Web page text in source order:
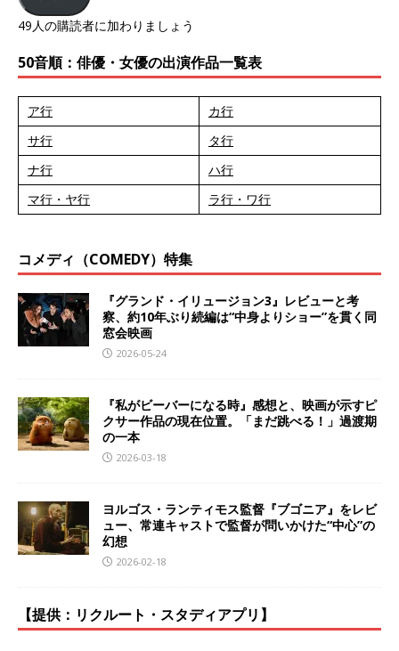
49人の購読者に加わりましょう
50音順：俳優・女優の出演作品一覧表
ア行
カ行
サ行
タ行
ナ行
ハ行
マ行・ヤ行
ラ行・ワ行
コメディ（COMEDY）特集
『グランド・イリュージョン3』レビューと考
察、約10年ぶり続編は“中身よりショー”を貫く同
窓会映画
2026-05-24
『私がビーバーになる時』感想と、映画が示すピ
クサー作品の現在位置。「まだ跳べる！」過渡期
の一本
2026-03-18
ヨルゴス・ランティモス監督『ブゴニア』をレビ
ュー、常連キャストで監督が問いかけた“中心”の
幻想
2026-02-18
【提供：リクルート・スタディアプリ】